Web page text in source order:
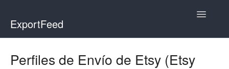
ExportFeed
Toggle
Perfiles de Envío de Etsy (Etsy